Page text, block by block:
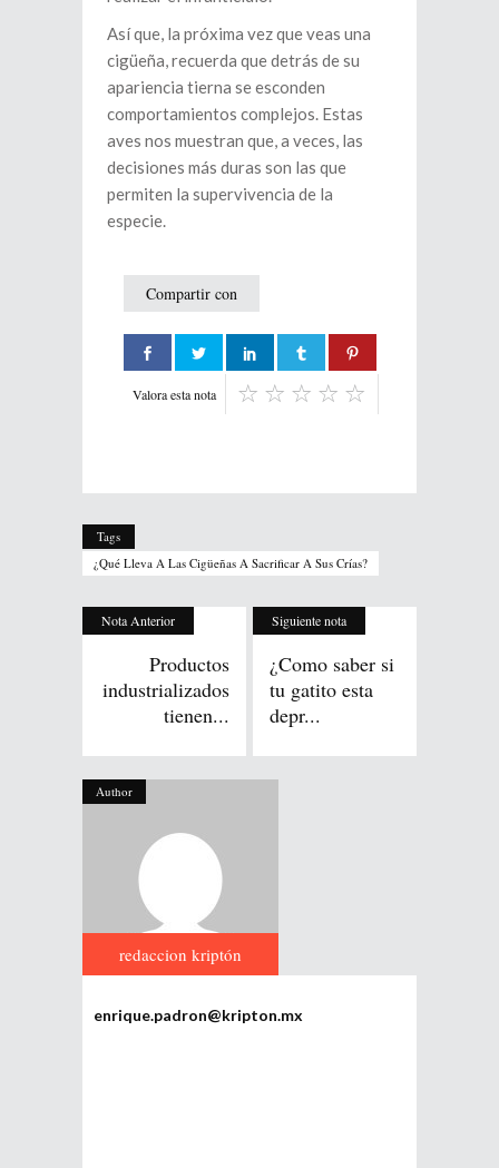
Así que, la próxima vez que veas una
cigüeña, recuerda que detrás de su
apariencia tierna se esconden
comportamientos complejos. Estas
aves nos muestran que, a veces, las
decisiones más duras son las que
permiten la supervivencia de la
especie.
Compartir con
Valora esta nota
Tags
¿Qué Lleva A Las Cigüeñas A Sacrificar A Sus Crías?
Nota Anterior
Productos
industrializados
tienen...
Siguiente nota
¿Como saber si
tu gatito esta
depr...
Author
redaccion kriptón
enrique.padron@kripton.mx